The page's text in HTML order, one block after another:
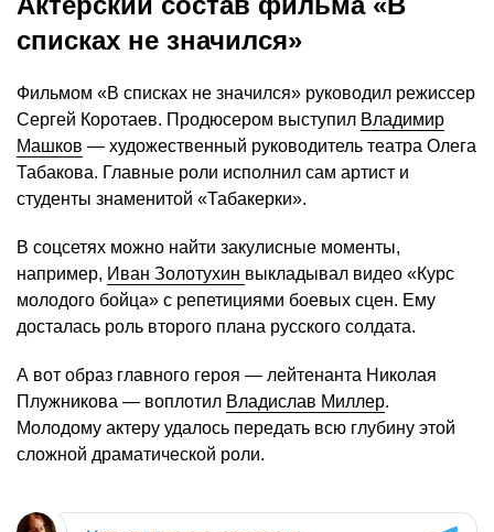
списках не значился»
Фильмом «В списках не значился» руководил режиссер
Сергей Коротаев. Продюсером выступил Владимир
Машков — художественный руководитель театра Олега
Табакова. Главные роли исполнил сам артист и
студенты знаменитой «Табакерки».
В соцсетях можно найти закулисные моменты,
например, Иван Золотухин выкладывал видео «Курс
молодого бойца» с репетициями боевых сцен. Ему
досталась роль второго плана русского солдата.
А вот образ главного героя — лейтенанта Николая
Плужникова — воплотил Владислав Миллер.
Молодому актеру удалось передать всю глубину этой
сложной драматической роли.